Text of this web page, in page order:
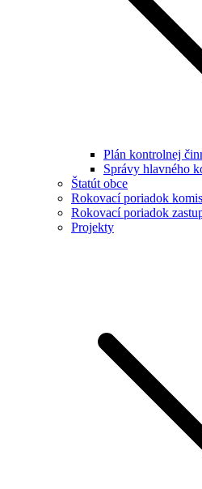
Plán kontrolnej
Správy hlavného
Štatút obce
Rokovací poriadok
Rokovací poriadok
Projekty